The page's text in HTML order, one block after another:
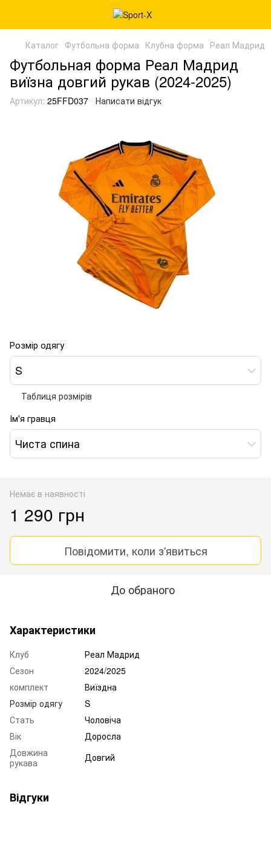
Каталог Футбольна форма Клубна форма Реал Мадрид
Футбольная форма Реал Мадрид
виїзна довгий рукав (2024-2025)
Артикул: 25FFD037 Написати відгук
Розмір одягу
S
Таблиця розмірів
Ім'я гравця
Чиста спина
Немає в наявності
1 290 грн
Повідомити, коли з'явиться
До обраного
Характеристики
Клуб
Реал Мадрид
Сезон
2024/2025
комплект
Виїздна
Розмір одягу
S
Стать
Чоловіча
Вік
Доросла
Довжина
рукава
Довгий
Відгуки